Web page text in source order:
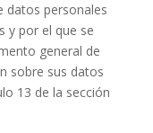
datos personales
y por el que se
general de
sobre sus datos
13 de la sección